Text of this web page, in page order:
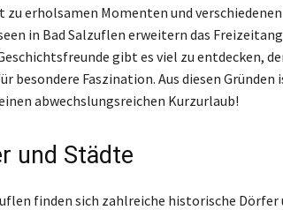
zu erholsamen Momenten und verschiedenen
in Bad Salzuflen erweitern das
gibt es viel zu entdecken,
besondere Faszination. Aus diesen Gründen
abwechslungsreichen Kurzurlaub!
und Städte
finden sich zahlreiche historische Dörfer